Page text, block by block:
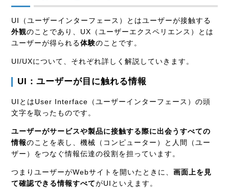
UI（ユーザーインターフェース）とはユーザーが接触する
外観のことであり、UX（ユーザーエクスペリエンス）とは
ユーザーが得られる体験のことです。
UI/UXについて、それぞれ詳しく解説していきます。
UI：ユーザーが目に触れる情報
UIとはUser Interface（ユーザーインターフェース）の頭
文字を取ったものです。
ユーザーがサービスや製品に接触する際に出会うすべての
情報のことを表し、機械（コンピューター）と人間（ユー
ザー）をつなぐ情報伝達の役割を担っています。
つまりユーザーがWebサイトを開いたときに、画面上を見
て確認できる情報すべてがUIといえます。